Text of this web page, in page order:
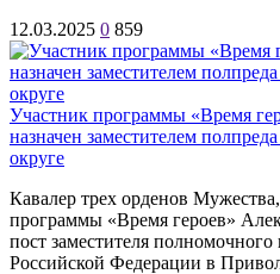
12.03.2025 0 859
Участник программы «Время
назначен заместителем
округе
Кавалер трех орденов
программы «Время героев»
пост заместителя полномочного
Российской Федерации в